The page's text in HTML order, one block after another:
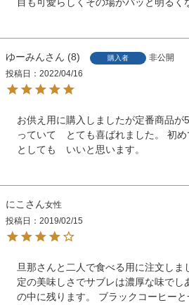
ゆーみん 8 購入者
非公開
投稿日
2022/04/16
お供え用に購入しましたが定番商品が
っていて とても喜ばれました。 初め
としても いいと思います。
にこ
女性
投稿日
2019/02/15
旦那さんと二人で食べる用に注文しま
定の美味しさでサブレは濃厚な味でし
の中に残ります。 ブラックコーヒー